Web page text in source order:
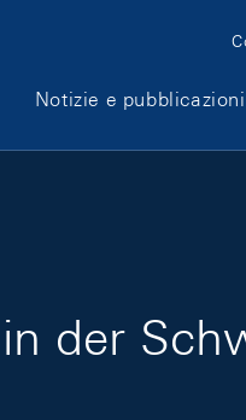
Notizie e pubblicazioni
der